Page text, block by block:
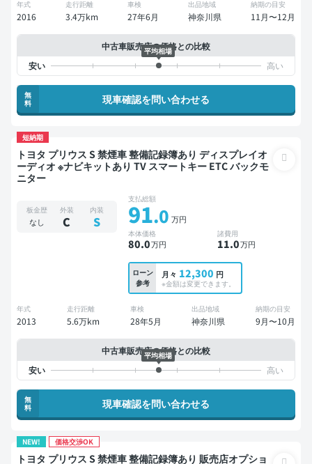
年式
2016
走行距離
3.4万km
車検
27年6月
出品地域
神奈川県
納期の目安
11月〜12月
中古車販売店の価格との比較
平均相場
無
料
現車確認を問い合わせる
短納期
トヨタ プリウス S 禁煙車 整備記録簿あり ディスプレイオ
ーディオ ※ナビキットあり TV スマートキー ETC バックモ
ニター
板金歴
なし
外装
C
内装
S
支払総額
91.0 万円
本体価格
80.0万円
諸費用
11.0万円
ローン
参考
月々 12,300 円
※金額は変更できます。
年式
2013
走行距離
5.6万km
車検
28年5月
出品地域
神奈川県
納期の目安
9月〜10月
中古車販売店の価格との比較
平均相場
無
料
現車確認を問い合わせる
NEW! 価格交渉OK
トヨタ プリウス S 禁煙車 整備記録簿あり 販売店オプショ